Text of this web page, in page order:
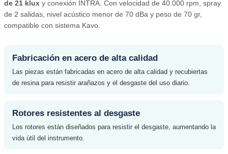
de 21 klux y conexión INTRA. Con velocidad de 40.000 rpm, spray
de 2 salidas, nivel acústico menor de 70 dBa y peso de 70 gr,
compatible con sistema Kavo.
Fabricación en acero de alta calidad
Las piezas están fabricadas en acero de alta calidad y recubiertas
de resina para resistir arañazos y el desgaste del uso diario.
Rotores resistentes al desgaste
Los rotores están diseñados para resistir el desgaste, aumentando la
vida útil del instrumento.